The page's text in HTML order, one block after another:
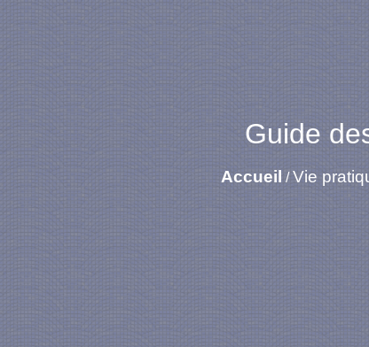
Guide
Accueil /Vie